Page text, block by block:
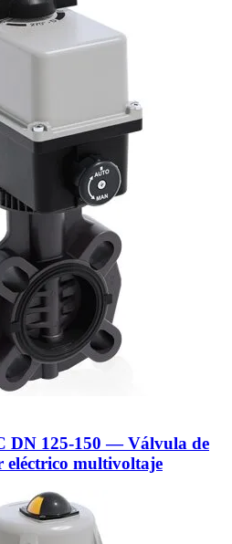
DN 125-150 — Válvula de
eléctrico multivoltaje